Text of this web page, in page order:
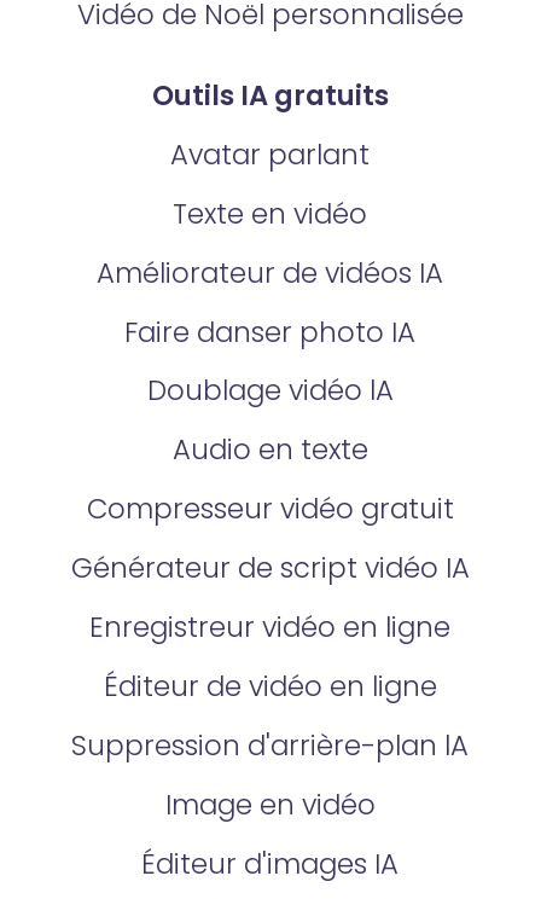
Vidéo de Noël personnalisée
Outils IA gratuits
Avatar parlant
Texte en vidéo
Améliorateur de vidéos IA
Faire danser photo IA
Doublage vidéo lA
Audio en texte
Compresseur vidéo gratuit
Générateur de script vidéo IA
Enregistreur vidéo en ligne
Éditeur de vidéo en ligne
Suppression d'arrière-plan lA
Image en vidéo
Éditeur d'images IA